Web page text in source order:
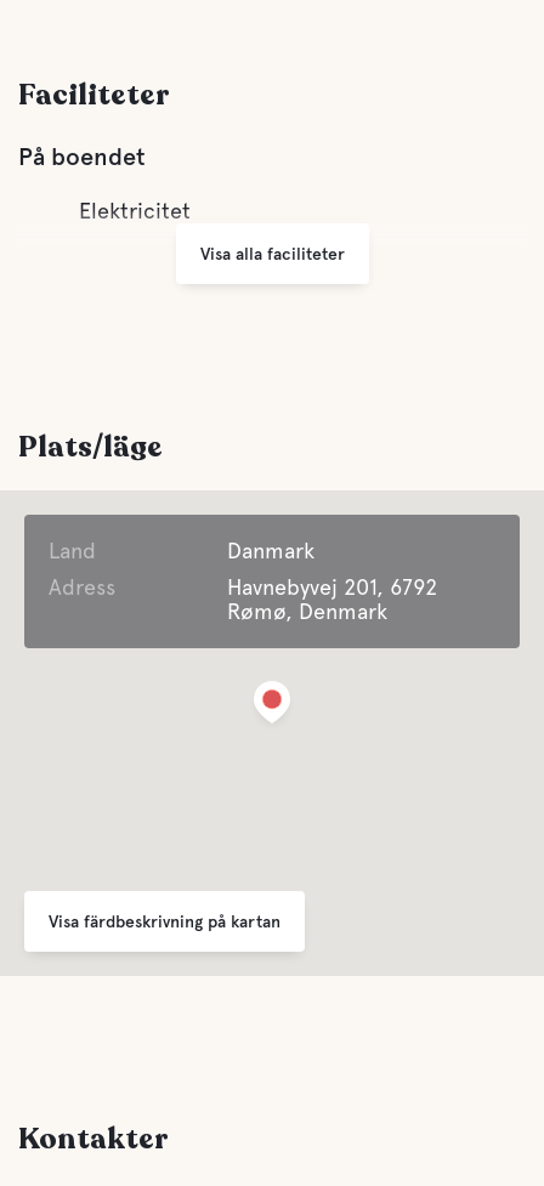
Faciliteter
På boendet
Elektricitet
Visa alla faciliteter
Plats/läge
Land
Danmark
Adress
Havnebyvej 201, 6792
Rømø, Denmark
Visa färdbeskrivning på kartan
Kontakter